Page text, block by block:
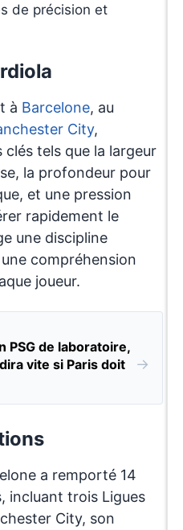
de précision et
à Barcelone, au
City,
tels que la largeur
la profondeur pour
et une pression
rapidement le
une discipline
compréhension
joueur.
PSG de laboratoire,
vite si Paris doit
→
a remporté 14
incluant trois Ligues
City, son